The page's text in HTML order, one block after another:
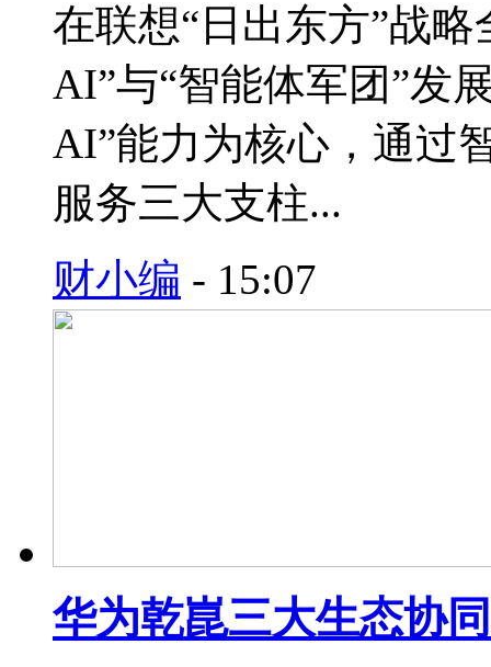
在联想“日出东方”战
AI”与“智能体军团”发
AI”能力为核心，通过
服务三大支柱...
财小编 - 15:07
华为乾崑三大生态协